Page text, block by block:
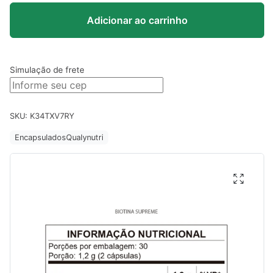
Qualynutri
60
quantidade
Adicionar ao carrinho
Simulação de frete
SKU: K34TXV7RY
EncapsuladosQualynutri